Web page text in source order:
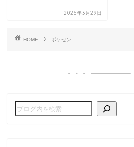
2026年3月29日
HOME ポケセン